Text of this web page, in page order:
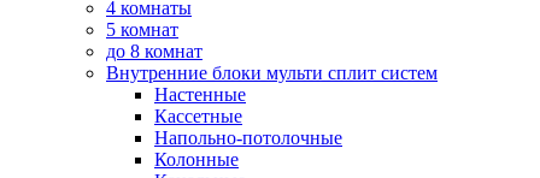
4 комнаты
5 комнат
до 8 комнат
Внутренние блоки мульти сплит систем
Настенные
Кассетные
Напольно-потолочные
Колонные